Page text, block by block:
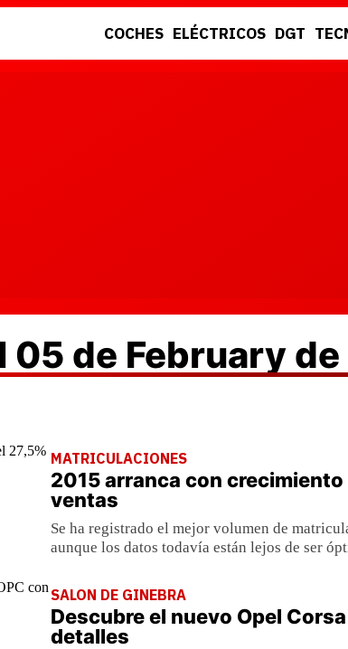
COCHES ELÉCTRICOS DGT
de February
MATRICULACIONES
2015 arranca con crecimiento
ventas
Se ha registrado el mejor volumen de
aunque los datos todavía están lejos de ser
SALON DE GINEBRA
Descubre el nuevo Opel
detalles